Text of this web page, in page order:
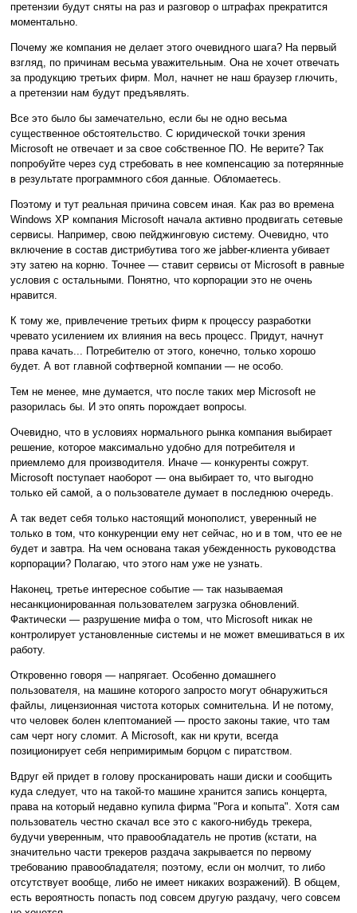
претензии будут сняты на раз и разговор о штрафах прекратится
моментально.
Почему же компания не делает этого очевидного шага? На первый
взгляд, по причинам весьма уважительным. Она не хочет отвечать
за продукцию третьих фирм. Мол, начнет не наш браузер глючить,
а претензии нам будут предъявлять.
Все это было бы замечательно, если бы не одно весьма
существенное обстоятельство. С юридической точки зрения
Microsoft не отвечает и за свое собственное ПО. Не верите? Так
попробуйте через суд стребовать в нее компенсацию за потерянные
в результате программного сбоя данные. Обломаетесь.
Поэтому и тут реальная причина совсем иная. Как раз во времена
Windows XP компания Microsoft начала активно продвигать сетевые
сервисы. Например, свою пейджинговую систему. Очевидно, что
включение в состав дистрибутива того же jabber-клиента убивает
эту затею на корню. Точнее — ставит сервисы от Microsoft в равные
условия с остальными. Понятно, что корпорации это не очень
нравится.
К тому же, привлечение третьих фирм к процессу разработки
чревато усилением их влияния на весь процесс. Придут, начнут
права качать... Потребителю от этого, конечно, только хорошо
будет. А вот главной софтверной компании — не особо.
Тем не менее, мне думается, что после таких мер Microsoft не
разорилась бы. И это опять порождает вопросы.
Очевидно, что в условиях нормального рынка компания выбирает
решение, которое максимально удобно для потребителя и
приемлемо для производителя. Иначе — конкуренты сожрут.
Microsoft поступает наоборот — она выбирает то, что выгодно
только ей самой, а о пользователе думает в последнюю очередь.
А так ведет себя только настоящий монополист, уверенный не
только в том, что конкуренции ему нет сейчас, но и в том, что ее не
будет и завтра. На чем основана такая убежденность руководства
корпорации? Полагаю, что этого нам уже не узнать.
Наконец, третье интересное событие — так называемая
несанкционированная пользователем загрузка обновлений.
Фактически — разрушение мифа о том, что Microsoft никак не
контролирует установленные системы и не может вмешиваться в их
работу.
Откровенно говоря — напрягает. Особенно домашнего
пользователя, на машине которого запросто могут обнаружиться
файлы, лицензионная чистота которых сомнительна. И не потому,
что человек болен клептоманией — просто законы такие, что там
сам черт ногу сломит. А Microsoft, как ни крути, всегда
позиционирует себя непримиримым борцом с пиратством.
Вдруг ей придет в голову просканировать наши диски и сообщить
куда следует, что на такой-то машине хранится запись концерта,
права на который недавно купила фирма "Рога и копыта". Хотя сам
пользователь честно скачал все это с какого-нибудь трекера,
будучи уверенным, что правообладатель не против (кстати, на
значительно части трекеров раздача закрывается по первому
требованию правообладателя; поэтому, если он молчит, то либо
отсутствует вообще, либо не имеет никаких возражений). В общем,
есть вероятность попасть под совсем другую раздачу, чего совсем